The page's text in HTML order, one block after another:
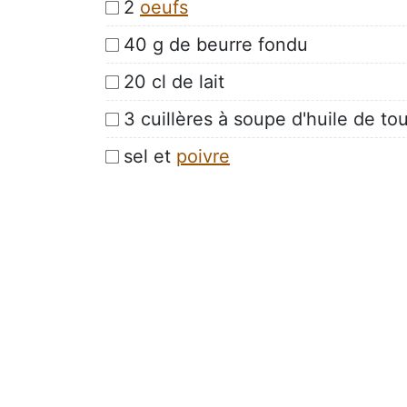
2 oeufs
40 g de beurre fondu
20 cl de lait
3 cuillères à soupe d'huile de
sel et poivre